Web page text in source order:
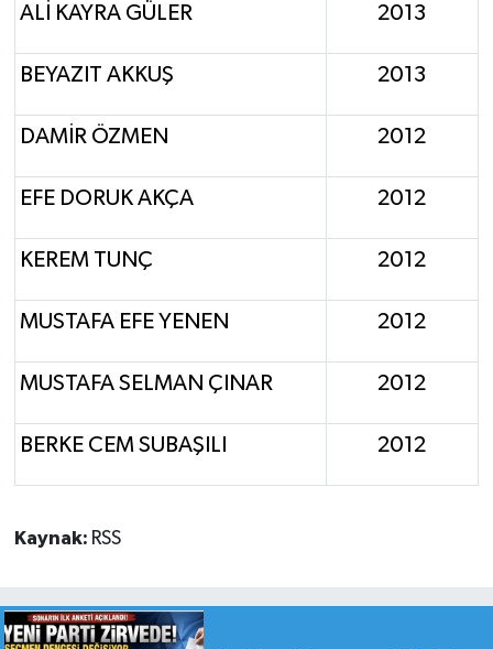
ALİ KAYRA GÜLER 2013
BEYAZIT AKKUŞ 2013
DAMİR ÖZMEN 2012
EFE DORUK AKÇA 2012
KEREM TUNÇ 2012
MUSTAFA EFE YENEN 2012
MUSTAFA SELMAN ÇINAR 2012
BERKE CEM SUBAŞILI 2012
Kaynak: RSS